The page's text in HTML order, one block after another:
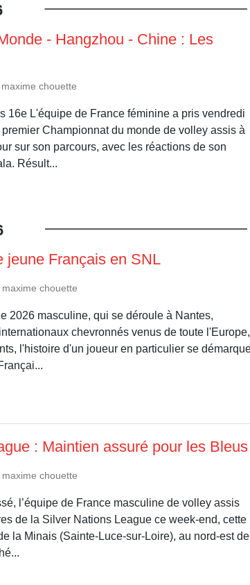
- Hangzhou - Chine : Les
maxime chouette
16e L'équipe de France féminine a pris vendredi
Championnat du monde de volley assis à
sur son parcours, avec les réactions de son
Résult...
jeune Français en SNL
maxime chouette
2026 masculine, qui se déroule à Nantes,
chevronnés venus de toute l'Europe,
l'histoire d'un joueur en particulier se
: Maintien assuré pour les Bleus
maxime chouette
l’équipe de France masculine de volley assis
de la Silver Nations League ce week-end, cette
la Minais (Sainte-Luce-sur-Loire), au nord-est de